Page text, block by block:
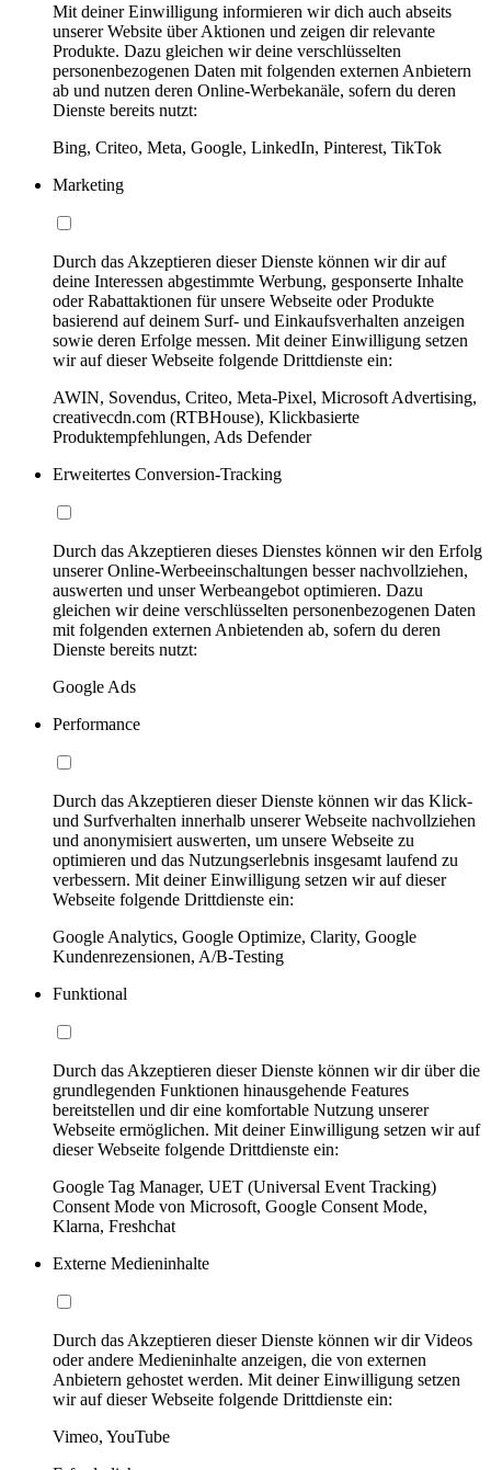
Mit deiner Einwilligung informieren wir dich auch abseits
unserer Website über Aktionen und zeigen dir relevante
Produkte. Dazu gleichen wir deine verschlüsselten
personenbezogenen Daten mit folgenden externen Anbietern
ab und nutzen deren Online-Werbekanäle, sofern du deren
Dienste bereits nutzt:
Bing, Criteo, Meta, Google, LinkedIn, Pinterest, TikTok
Marketing
Durch das Akzeptieren dieser Dienste können wir dir auf
deine Interessen abgestimmte Werbung, gesponserte Inhalte
oder Rabattaktionen für unsere Webseite oder Produkte
basierend auf deinem Surf- und Einkaufsverhalten anzeigen
sowie deren Erfolge messen. Mit deiner Einwilligung setzen
wir auf dieser Webseite folgende Drittdienste ein:
AWIN, Sovendus, Criteo, Meta-Pixel, Microsoft Advertising,
creativecdn.com (RTBHouse), Klickbasierte
Produktempfehlungen, Ads Defender
Erweitertes Conversion-Tracking
Durch das Akzeptieren dieses Dienstes können wir den Erfolg
unserer Online-Werbeeinschaltungen besser nachvollziehen,
auswerten und unser Werbeangebot optimieren. Dazu
gleichen wir deine verschlüsselten personenbezogenen Daten
mit folgenden externen Anbietenden ab, sofern du deren
Dienste bereits nutzt:
Google Ads
Performance
Durch das Akzeptieren dieser Dienste können wir das Klick-
und Surfverhalten innerhalb unserer Webseite nachvollziehen
und anonymisiert auswerten, um unsere Webseite zu
optimieren und das Nutzungserlebnis insgesamt laufend zu
verbessern. Mit deiner Einwilligung setzen wir auf dieser
Webseite folgende Drittdienste ein:
Google Analytics, Google Optimize, Clarity, Google
Kundenrezensionen, A/B-Testing
Funktional
Durch das Akzeptieren dieser Dienste können wir dir über die
grundlegenden Funktionen hinausgehende Features
bereitstellen und dir eine komfortable Nutzung unserer
Webseite ermöglichen. Mit deiner Einwilligung setzen wir auf
dieser Webseite folgende Drittdienste ein:
Google Tag Manager, UET (Universal Event Tracking)
Consent Mode von Microsoft, Google Consent Mode,
Klarna, Freshchat
Externe Medieninhalte
Durch das Akzeptieren dieser Dienste können wir dir Videos
oder andere Medieninhalte anzeigen, die von externen
Anbietern gehostet werden. Mit deiner Einwilligung setzen
wir auf dieser Webseite folgende Drittdienste ein:
Vimeo, YouTube